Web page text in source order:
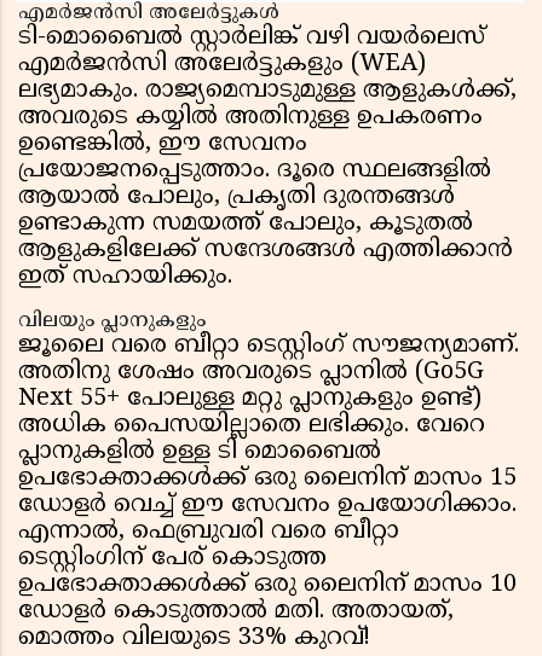
എമർജൻസി അലേർട്ടുകൾ
ടി-മൊബൈൽ സ്റ്റാർലിങ്ക് വഴി വയർലെസ്
എമർജൻസി അലേർട്ടുകളും (WEA)
ലഭ്യമാകും. രാജ്യമെമ്പാടുമുള്ള ആളുകൾക്ക്,
അവരുടെ കയ്യിൽ അതിനുള്ള ഉപകരണം
ഉണ്ടെങ്കിൽ, ഈ സേവനം
പ്രയോജനപ്പെടുത്താം. ദൂരെ സ്ഥലങ്ങളിൽ
ആയാൽ പോലും, പ്രകൃതി ദുരന്തങ്ങൾ
ഉണ്ടാകുന്ന സമയത്ത് പോലും, കൂടുതൽ
ആളുകളിലേക്ക് സന്ദേശങ്ങൾ എത്തിക്കാൻ
ഇത് സഹായിക്കും.
വിലയും പ്ലാനുകളും
ജൂലൈ വരെ ബീറ്റാ ടെസ്റ്റിംഗ് സൗജന്യമാണ്.
അതിനു ശേഷം അവരുടെ പ്ലാനിൽ (Go5G
Next 55+ പോലുള്ള മറ്റു പ്ലാനുകളും ഉണ്ട്)
അധിക പൈസയില്ലാതെ ലഭിക്കും. വേറെ
പ്ലാനുകളിൽ ഉള്ള ടി മൊബൈൽ
ഉപഭോക്താക്കൾക്ക് ഒരു ലൈനിന് മാസം 15
ഡോളർ വെച്ച് ഈ സേവനം ഉപയോഗിക്കാം.
എന്നാൽ, ഫെബ്രുവരി വരെ ബീറ്റാ
ടെസ്റ്റിംഗിന് പേര് കൊടുത്ത
ഉപഭോക്താക്കൾക്ക് ഒരു ലൈനിന് മാസം 10
ഡോളർ കൊടുത്താൽ മതി. അതായത്,
മൊത്തം വിലയുടെ 33% കുറവ്!